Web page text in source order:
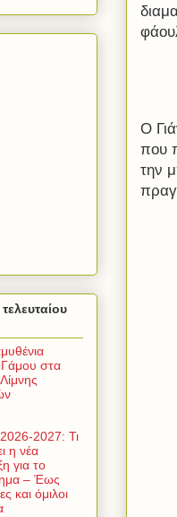
Ο
που
την
στα
2026-2027: Τι
η νέα
για το
– Έως
και όμιλοι